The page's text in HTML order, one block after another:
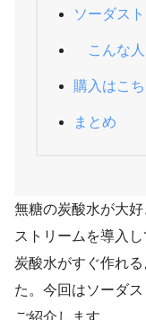
ソーダス
こんな人
購入はこ
まとめ
無糖の炭酸水が大
ストリームを導入
炭酸水がすぐ作れ
た。今回はソーダ
ご紹介します。